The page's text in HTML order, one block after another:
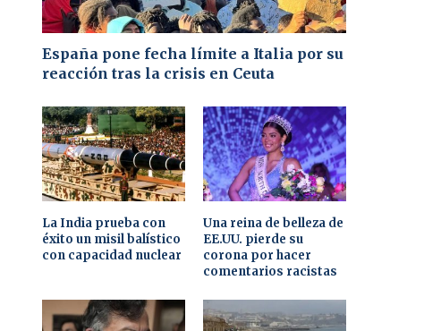
España pone fecha límite a Italia por su
reacción tras la crisis en Ceuta
La India prueba con
éxito un misil balístico
con capacidad nuclear
Una reina de belleza de
EE.UU. pierde su
corona por hacer
comentarios racistas